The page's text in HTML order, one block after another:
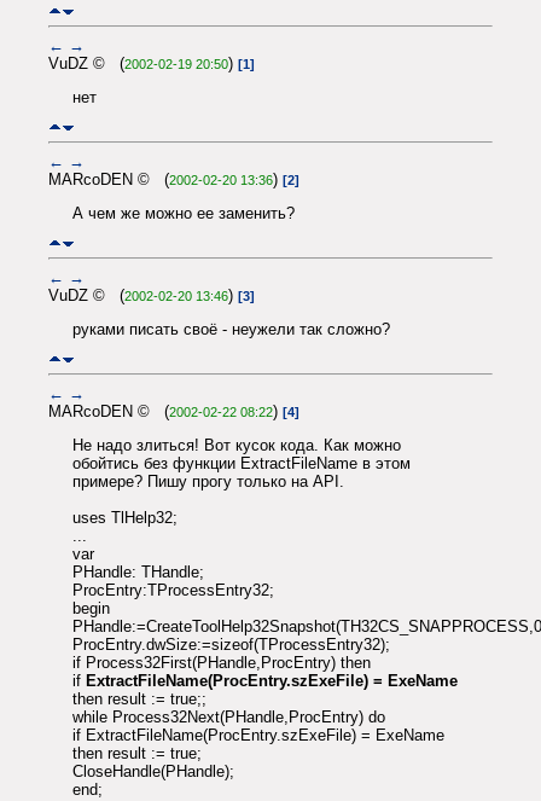
← →
VuDZ © (2002-02-19 20:50) [1]
нет
← →
MARcoDEN © (2002-02-20 13:36) [2]
А чем же можно ее заменить?
← →
VuDZ © (2002-02-20 13:46) [3]
руками писать своё - неужели так сложно?
← →
MARcoDEN © (2002-02-22 08:22) [4]
Не надо злиться! Вот кусок кода. Как можно
обойтись без функции ExtractFileName в этом
примере? Пишу прогу только на API.
uses TlHelp32;
...
var
PHandle: THandle;
ProcEntry:TProcessEntry32;
begin
ProcEntry.dwSize:=sizeof(TProcessEntry32);
if Process32First(PHandle,ProcEntry) then
if ExtractFileName(ProcEntry.szExeFile) = ExeName
then result := true;;
while Process32Next(PHandle,ProcEntry) do
if ExtractFileName(ProcEntry.szExeFile) = ExeName
then result := true;
CloseHandle(PHandle);
end;